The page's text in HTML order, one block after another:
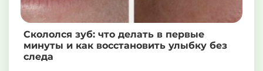
Скололся зуб: что делать в первые
минуты и как восстановить улыбку без
следа